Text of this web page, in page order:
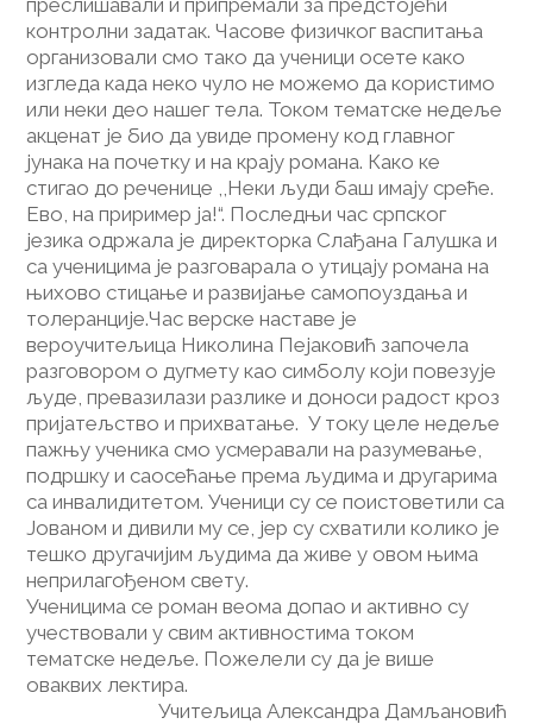
контролни задатак. Часове физичког васпитања
организовали смо тако да ученици осете како
изгледа када неко чуло не можемо да користимо
или неки део нашег тела. Током тематске недеље
акценат је био да увиде промену код главног
јунака на почетку и на крају романа. Како ке
стигао до реченице ,,Неки људи баш имају среће.
Ево, на приример ја!“. Последњи час српског
језика одржала је директорка Слађана Галушка и
са ученицима је разговарала о утицају романа на
њихово стицање и развијање самопоуздања и
толеранције.Час верске наставе је
вероучитељица Николина Пејаковић започела
разговором о дугмету као симболу који повезује
људе, превазилази разлике и доноси радост кроз
пријатељство и прихватање. У току целе недеље
пажњу ученика смо усмеравали на разумевање,
подршку и саосећање према људима и другарима
са инвалидитетом. Ученици су се поистоветили са
Јованом и дивили му се, јер су схватили колико је
тешко другачијим људима да живе у овом њима
неприлагођеном свету.
Ученицима се роман веома допао и активно су
учествовали у свим активностима током
тематске недеље. Пожелели су да је више
оваквих лектира.
Учитељица Александра Дамљановић